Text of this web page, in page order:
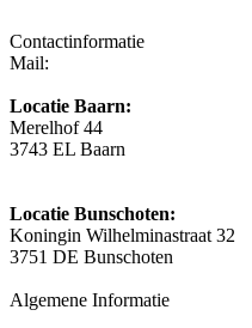
Contactinformatie
Mail:
Locatie Baarn:
Merelhof 44
3743 EL Baarn
Locatie Bunschoten:
Koningin Wilhelminastraat 32
3751 DE Bunschoten
Algemene Informatie